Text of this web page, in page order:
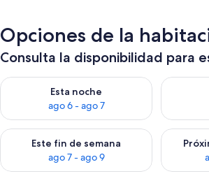
Opciones de la
Consulta la disponibilidad para
Esta noche
ago 6 - ago 7
Consulta la disponibilidad para esta
Este fin de semana
ago 7 - ago 9
Consulta la disponibilidad para este fin